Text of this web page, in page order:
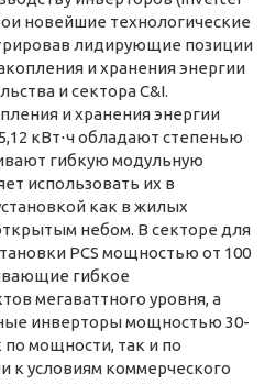
новейшие технологические
лидирующие позиции
и хранения энергии
и сектора C&I.
и хранения энергии
кВт⋅ч обладают степенью
гибкую модульную
использовать их в
как в жилых
небом. В секторе для
PCS мощностью от 100
гибкое
мегаваттного уровня, а
инверторы мощностью 30-
мощности, так и по
к условиям коммерческого